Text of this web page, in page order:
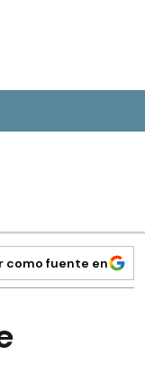
como fuente en